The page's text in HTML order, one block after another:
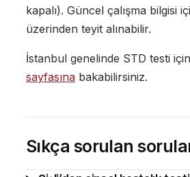
kapalı). Güncel çalışma bilgisi
üzerinden teyit alınabilir.
İstanbul genelinde STD testi için
sayfasınabakabilirsiniz.
Sıkça sorulan